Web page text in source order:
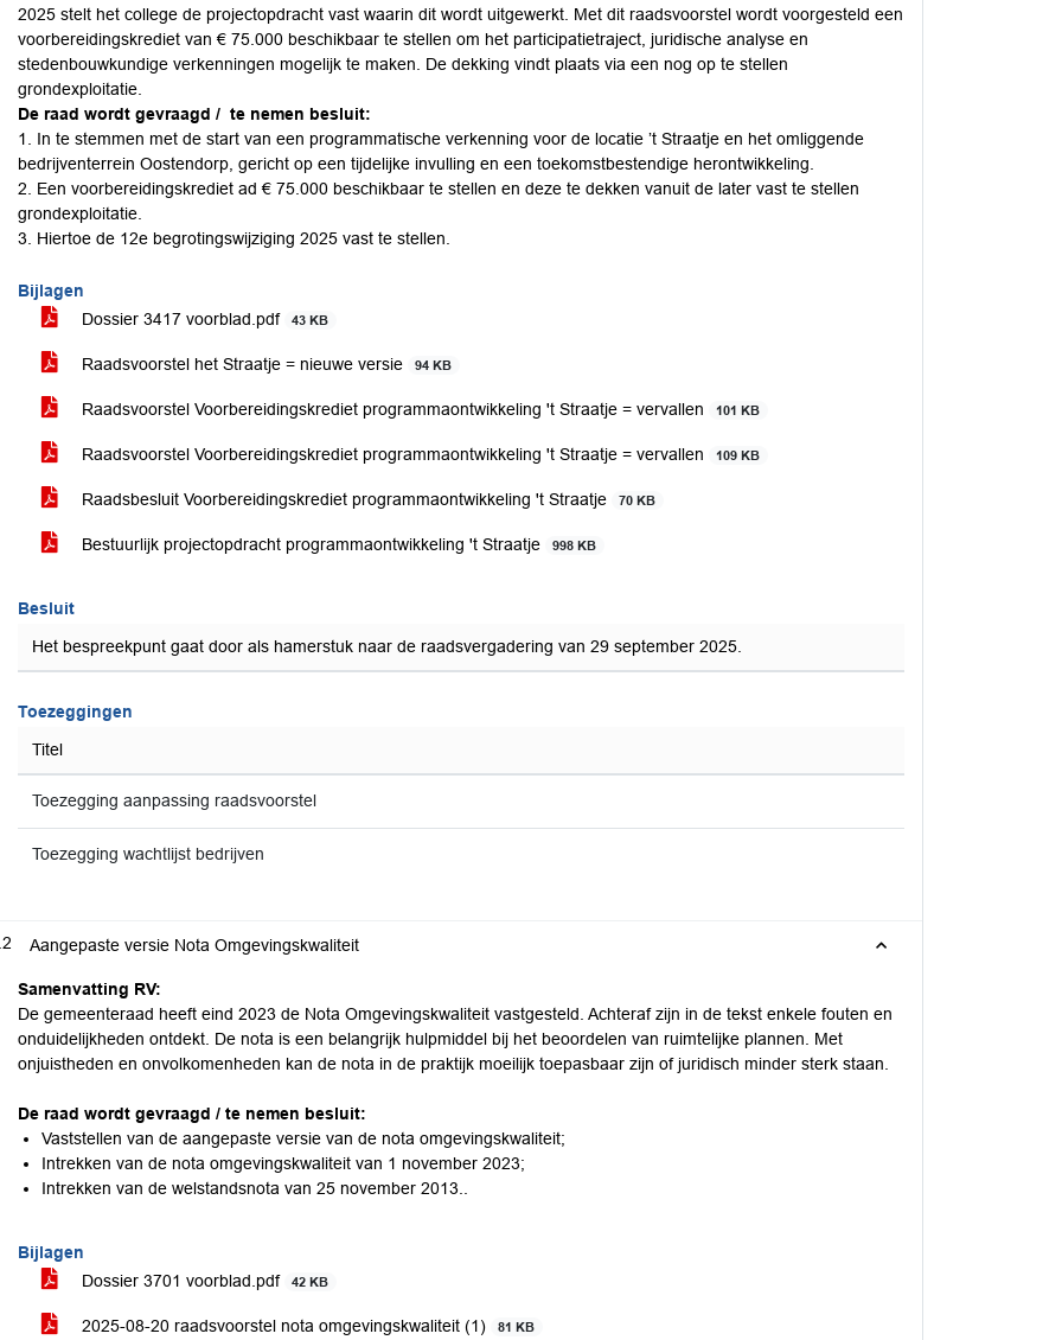
2025 stelt het college de projectopdracht vast waarin dit wordt uitgewerkt. Met dit raadsvoorstel wordt voorgesteld een
voorbereidingskrediet van € 75.000 beschikbaar te stellen om het participatietraject, juridische analyse en
stedenbouwkundige verkenningen mogelijk te maken. De dekking vindt plaats via een nog op te stellen
grondexploitatie.
De raad wordt gevraagd / te nemen besluit:
1. In te stemmen met de start van een programmatische verkenning voor de locatie ’t Straatje en het omliggende
bedrijventerrein Oostendorp, gericht op een tijdelijke invulling en een toekomstbestendige herontwikkeling.
2. Een voorbereidingskrediet ad € 75.000 beschikbaar te stellen en deze te dekken vanuit de later vast te stellen
grondexploitatie.
3. Hiertoe de 12e begrotingswijziging 2025 vast te stellen.
Bijlagen
Dossier 3417 voorblad.pdf
43 KB
Raadsvoorstel het Straatje = nieuwe versie 94 KB
Raadsvoorstel Voorbereidingskrediet programmaontwikkeling 't Straatje = vervallen 101 KB
Raadsvoorstel Voorbereidingskrediet programmaontwikkeling 't Straatje = vervallen 109 KB
Raadsbesluit Voorbereidingskrediet programmaontwikkeling 't Straatje 70 KB
Bestuurlijk projectopdracht programmaontwikkeling 't Straatje 998 KB
Besluit
Het bespreekpunt gaat door als hamerstuk naar de raadsvergadering van 29 september 2025.
Toezeggingen
Titel
Toezegging aanpassing raadsvoorstel
Toezegging wachtlijst bedrijven
Aangepaste versie Nota Omgevingskwaliteit
Samenvatting RV:
De gemeenteraad heeft eind 2023 de Nota Omgevingskwaliteit vastgesteld. Achteraf zijn in de tekst enkele fouten en
onduidelijkheden ontdekt. De nota is een belangrijk hulpmiddel bij het beoordelen van ruimtelijke plannen. Met
onjuistheden en onvolkomenheden kan de nota in de praktijk moeilijk toepasbaar zijn of juridisch minder sterk staan.
De raad wordt gevraagd / te nemen besluit:
Vaststellen van de aangepaste versie van de nota omgevingskwaliteit;
Intrekken van de nota omgevingskwaliteit van 1 november 2023;
Intrekken van de welstandsnota van 25 november 2013..
Bijlagen
Dossier 3701 voorblad.pdf
42 KB
2025-08-20 raadsvoorstel nota omgevingskwaliteit (1) 81 KB